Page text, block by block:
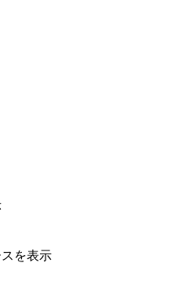
を表示